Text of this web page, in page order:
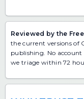
Reviewed by the
the current versions of
publishing. No account
we triage within 72